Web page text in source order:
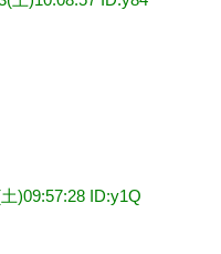
)09:57:28 ID:y1Q